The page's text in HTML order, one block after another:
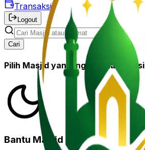
Transaksi
Logout
Cari
Pilih Masjid yang ingin anda donasi
Bantu Masjid